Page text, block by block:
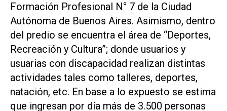
Formación Profesional N° 7 de la Ciudad
Autónoma de Buenos Aires. Asimismo, dentro
del predio se encuentra el área de “Deportes,
Recreación y Cultura”; donde usuarios y
usuarias con discapacidad realizan distintas
actividades tales como talleres, deportes,
natación, etc. En base a lo expuesto se estima
que ingresan por día más de 3.500 personas